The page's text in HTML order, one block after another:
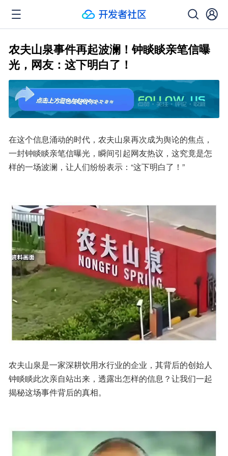
农夫山泉事件再起波澜！钟睒睒亲笔信曝
光，网友：这下明白了！
在这个信息涌动的时代，农夫山泉再次成为舆论的焦点，
一封钟睒睒亲笔信曝光，瞬间引起网友热议，这究竟是怎
样的一场波澜，让人们纷纷表示：“这下明白了！”
农夫山泉是一家深耕饮用水行业的企业，其背后的创始人
钟睒睒此次亲自站出来，透露出怎样的信息？让我们一起
揭秘这场事件背后的真相。